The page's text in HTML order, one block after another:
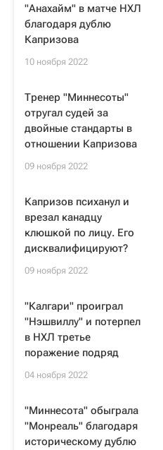
"Анахайм" в матче НХЛ
благодаря дублю
Капризова
10 ноября 2022
Тренер "Миннесоты"
отругал судей за
двойные стандарты в
отношении Капризова
09 ноября 2022
Капризов психанул и
врезал канадцу
клюшкой по лицу. Его
дисквалифицируют?
09 ноября 2022
"Калгари" проиграл
"Нэшвиллу" и потерпел
в НХЛ третье
поражение подряд
04 ноября 2022
"Миннесота" обыграла
"Монреаль" благодаря
историческому дублю